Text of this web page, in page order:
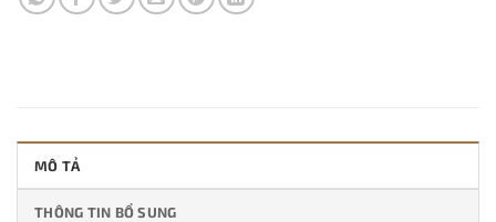
MÔ TẢ
THÔNG TIN BỔ SUNG